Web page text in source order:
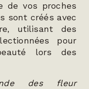
de vos proches
sont créés avec
utilisant des
pour
lors des
des fleur